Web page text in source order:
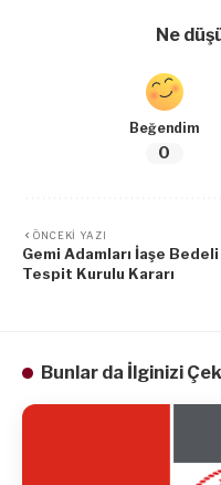
Ne
Beğendim
0
ÖNCEKI YAZI
Gemi Adamları İaşe Bedeli
Tespit Kurulu Kararı
Bunlar da İlginizi